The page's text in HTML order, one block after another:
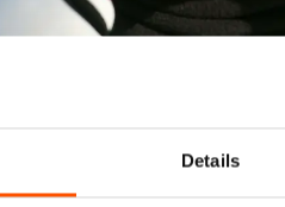
Details